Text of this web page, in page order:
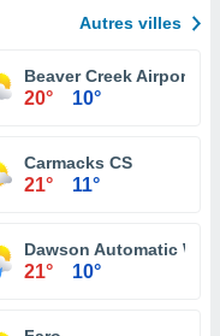
Autres villes
Beaver Creek Airport
20° 10°
Carmacks CS
21° 11°
Dawson Automatic
21° 10°